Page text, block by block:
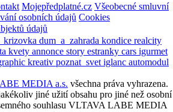
Mojepředplatné.cz Všeobecné smluvní
osobních údajů Cookies
údajů
dum_a_zahrada kondice realcity
kvety annonce story estranky cars igurmet
kreativ poznat_svet iglanc automodul
MEDIA a.s. všechna práva vyhrazena.
jiné užití obsahu pro jiné než osobní
souhlasu VLTAVA LABE MEDIA